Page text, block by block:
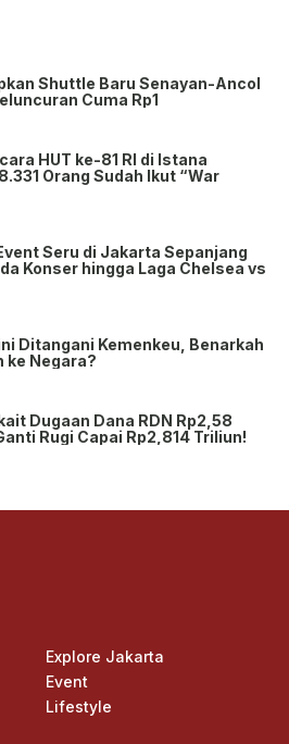
Shuttle Baru Senayan-Ancol
Cuma Rp1
HUT ke-81 RI di Istana
Orang Sudah Ikut “War
Seru di Jakarta Sepanjang
Konser hingga Laga Chelsea vs
Ditangani Kemenkeu, Benarkah
ke Negara?
Dugaan Dana RDN Rp2,58
Rugi Capai Rp2,814 Triliun!
Explore Jakarta
Event
Lifestyle